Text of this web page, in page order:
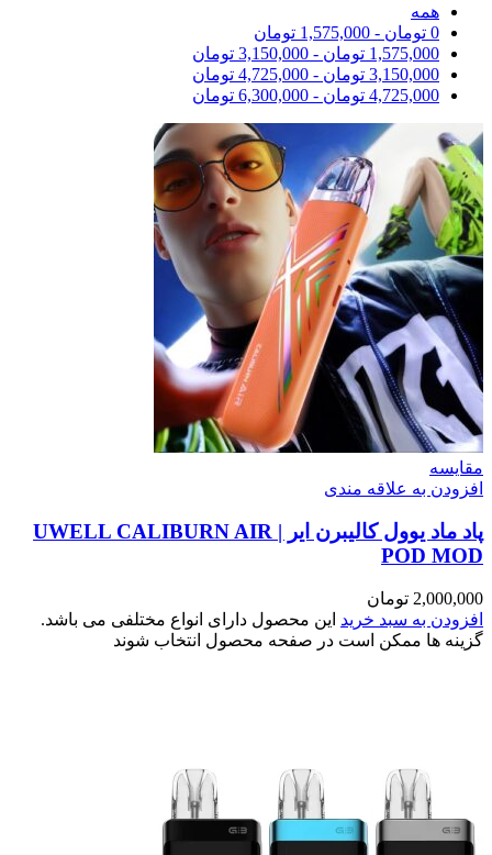
همه
0 تومان -
1,575,000 تومان
1,575,000 تومان -
3,150,000 تومان
3,150,000 تومان -
4,725,000 تومان
4,725,000 تومان -
6,300,000 تومان
مقایسه
افزودن به علاقه مندی
پاد ماد یوول کالیبرن ایر | UWELL CALIBURN AIR
POD MOD
2,000,000 تومان
افزودن به سبد خرید این محصول دارای انواع مختلفی می باشد.
گزینه ها ممکن است در صفحه محصول انتخاب شوند